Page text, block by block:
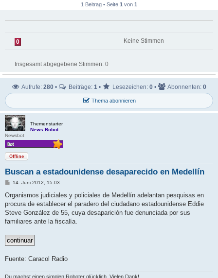
1 Beitrag • Seite 1 von 1
0 Keine Stimmen
Insgesamt abgegebene Stimmen: 0
Thema abonnieren
Aufrufe: 280 • Beiträge: 1 • Lesezeichen: 0 • Abonnenten: 0
Themenstarter
News Robot
Newsbot
Offline
Buscan a estadounidense desaparecido en Medellín
B
i
r
a
14. Juni 2012, 15:03
Organismos judiciales y policiales de Medellín adelantan pesquisas en
procura de establecer el paradero del ciudadano estadounidense Eddie
Steve González de 55, cuya desaparición fue denunciada por sus
familiares ante la fiscalía.
Fuente: Caracol Radio
Du machst einen simplen Roboter glücklich. Vielen Dank!